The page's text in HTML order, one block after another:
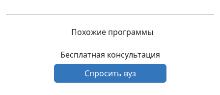
Похожие программы
Бесплатная консультация
Спросить вуз